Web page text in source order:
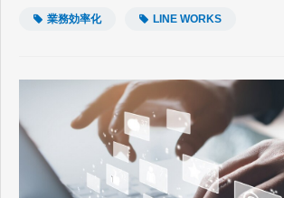
部で働く加藤さんにお話を伺いました。
業務効率化 LINE WORKS